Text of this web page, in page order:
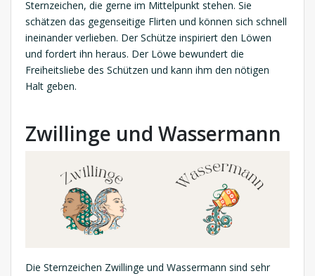
Sternzeichen, die gerne im Mittelpunkt stehen. Sie
schätzen das gegenseitige Flirten und können sich schnell
ineinander verlieben. Der Schütze inspiriert den Löwen
und fordert ihn heraus. Der Löwe bewundert die
Freiheitsliebe des Schützen und kann ihm den nötigen
Halt geben.
Zwillinge und Wassermann
Die Sternzeichen Zwillinge und Wassermann sind sehr